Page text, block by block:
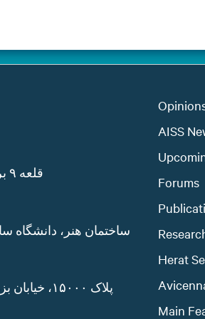
قلعه ۹ برجه، کارته پروان کابل، افغانستان
AISS
Forums
Herat
Main